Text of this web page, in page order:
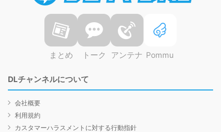
まとめ トーク アンテナ Pommu
DLチャンネルについて
会社概要
利用規約
カスタマーハラスメントに対する行動指針